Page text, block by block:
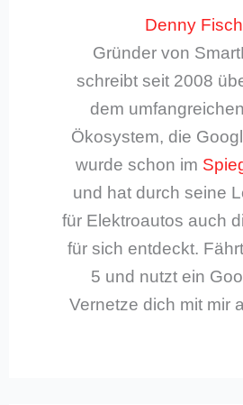
Denny
Gründer von
schreibt seit 2008
dem
Ökosystem, die
wurde schon im
und hat durch seine
für Elektroautos auch
für sich entdeckt.
5 und nutzt ein
Vernetze dich mit mir